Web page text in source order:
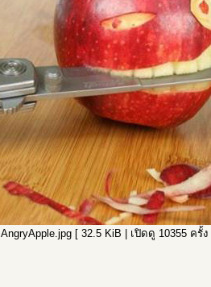
AngryApple.jpg [ 32.5 KiB | เปิดดู 10355 ครั้ง